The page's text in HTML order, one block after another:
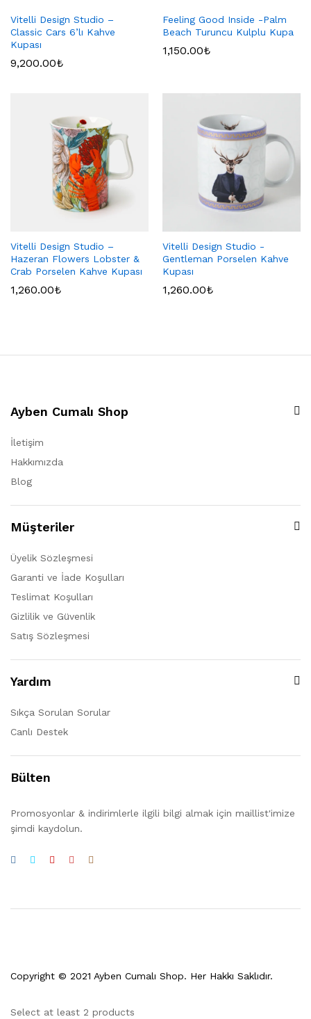
Vitelli Design Studio –
Classic Cars 6’lı Kahve
Kupası
9,200.00₺
Feeling Good Inside -Palm
Beach Turuncu Kulplu Kupa
1,150.00₺
Vitelli Design Studio –
Hazeran Flowers Lobster &
Crab Porselen Kahve Kupası
1,260.00₺
Vitelli Design Studio -
Gentleman Porselen Kahve
Kupası
1,260.00₺
Ayben Cumalı Shop
İletişim
Hakkımızda
Blog
Müşteriler
Üyelik Sözleşmesi
Garanti ve İade Koşulları
Teslimat Koşulları
Gizlilik ve Güvenlik
Satış Sözleşmesi
Yardım
Sıkça Sorulan Sorular
Canlı Destek
Bülten
Promosyonlar & indirimlerle ilgili bilgi almak için maillist'imize
şimdi kaydolun.
Copyright © 2021 Ayben Cumalı Shop. Her Hakkı Saklıdır.
Select at least 2 products